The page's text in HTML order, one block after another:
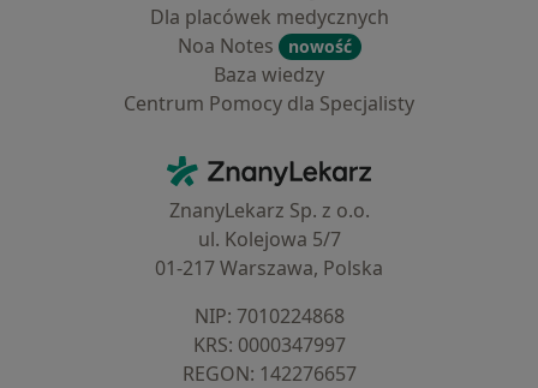
Dla placówek medycznych
Noa Notes
nowość
Baza wiedzy
Centrum Pomocy dla Specjalisty
ZnanyLekarz - Strona główna
ZnanyLekarz Sp. z o.o.
ul. Kolejowa 5/7
01-217 Warszawa, Polska
NIP: ⁠7010224868
KRS: ⁠0000347997
REGON: ⁠142276657